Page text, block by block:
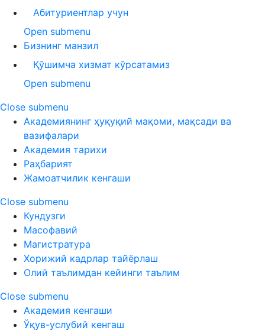
Абитуриентлар учун
Open submenu
Бизнинг манзил
Қўшимча хизмат кўрсатамиз
Open submenu
Close submenu
Академиянинг ҳуқуқий мақоми, мақсади ва
вазифалари
Академия тарихи
Раҳбарият
Жамоатчилик кенгаши
Close submenu
Кундузги
Масофавий
Магистратура
Хорижий кадрлар тайёрлаш
Олий таълимдан кейинги таълим
Close submenu
Академия кенгаши
Ўқув-услубий кенгаш